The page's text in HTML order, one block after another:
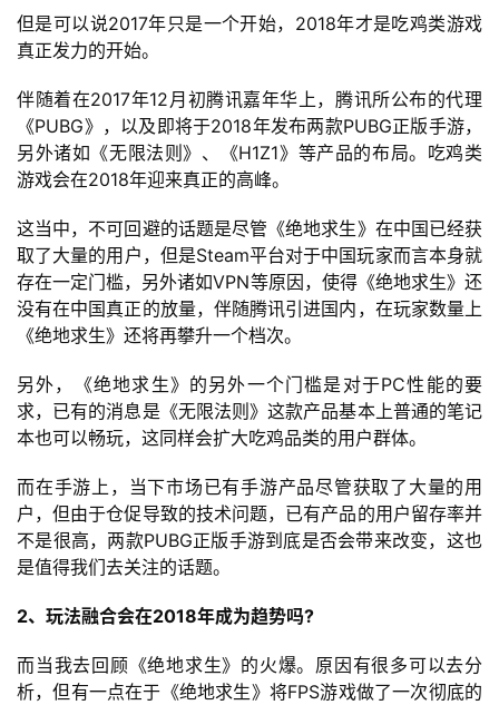
但是可以说2017年只是一个开始，2018年才是吃鸡类游戏
真正发力的开始。
伴随着在2017年12月初腾讯嘉年华上，腾讯所公布的代理
《PUBG》，以及即将于2018年发布两款PUBG正版手游，
另外诸如《无限法则》、《H1Z1》等产品的布局。吃鸡类
游戏会在2018年迎来真正的高峰。
这当中，不可回避的话题是尽管《绝地求生》在中国已经获
取了大量的用户，但是Steam平台对于中国玩家而言本身就
存在一定门槛，另外诸如VPN等原因，使得《绝地求生》还
没有在中国真正的放量，伴随腾讯引进国内，在玩家数量上
《绝地求生》还将再攀升一个档次。
另外，《绝地求生》的另外一个门槛是对于PC性能的要
求，已有的消息是《无限法则》这款产品基本上普通的笔记
本也可以畅玩，这同样会扩大吃鸡品类的用户群体。
而在手游上，当下市场已有手游产品尽管获取了大量的用
户，但由于仓促导致的技术问题，已有产品的用户留存率并
不是很高，两款PUBG正版手游到底是否会带来改变，这也
是值得我们去关注的话题。
2、玩法融合会在2018年成为趋势吗?
而当我去回顾《绝地求生》的火爆。原因有很多可以去分
析，但有一点在于《绝地求生》将FPS游戏做了一次彻底的